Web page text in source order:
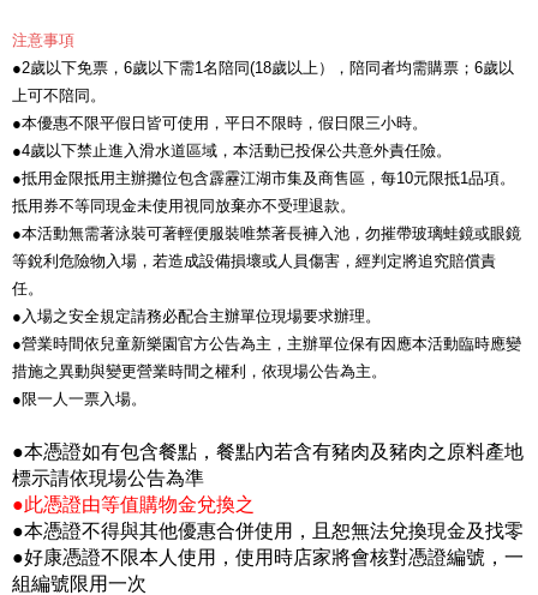
注意事項
●2歲以下免票，6歲以下需1名陪同(18歲以上），陪同者均需購票；6歲以
上可不陪同。
●本優惠不限平假日皆可使用，平日不限時，假日限三小時。
●4歲以下禁止進入滑水道區域，本活動已投保公共意外責任險。
●抵用金限抵用主辦攤位包含霹靂江湖市集及商售區，每10元限抵1品項。
抵用券不等同現金未使用視同放棄亦不受理退款。
●本活動無需著泳裝可著輕便服裝唯禁著長褲入池，勿摧帶玻璃蛙鏡或眼鏡
等銳利危險物入場，若造成設備損壞或人員傷害，經判定將追究賠償責
任。
●入場之安全規定請務必配合主辦單位現場要求辦理。
●營業時間依兒童新樂園官方公告為主，主辦單位保有因應本活動臨時應變
措施之異動與變更營業時間之權利，依現場公告為主。
●限一人一票入場。
●本憑證如有包含餐點，餐點內若含有豬肉及豬肉之原料產地
標示請依現場公告為準
●此憑證由等值購物金兌換之
●本憑證不得與其他優惠合併使用，且恕無法兌換現金及找零
●好康憑證不限本人使用，使用時店家將會核對憑證編號，一
組編號限用一次